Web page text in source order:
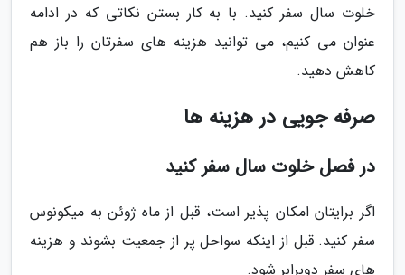
خلوت سال سفر کنید. با به کار بستن نکاتی که در ادامه
عنوان می کنیم، می توانید هزینه های سفرتان را باز هم
کاهش دهید.
صرفه جویی در هزینه ها
در فصل خلوت سال سفر کنید
اگر برایتان امکان پذیر است، قبل از ماه ژوئن به میکونوس
سفر کنید. قبل از اینکه سواحل پر از جمعیت بشوند و هزینه
های سفر دوبرابر شود.